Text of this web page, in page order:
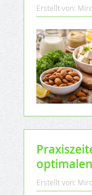
Erstellt von:
Erstellt von: